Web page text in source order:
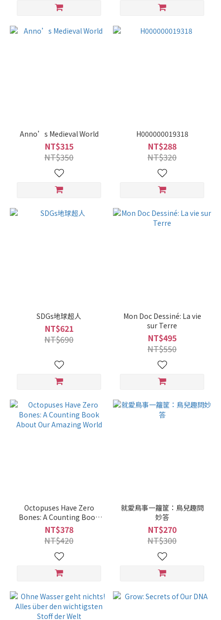
Anno’s Medieval World
NT$315
NT$350
H000000019318
NT$288
NT$320
SDGs地球超人
NT$621
NT$690
Mon Doc Dessiné: La vie
sur Terre
NT$495
NT$550
Octopuses Have Zero
Bones: A Counting Book
About Our Amazing World
NT$378
NT$420
就愛鳥事一籮筐：鳥兒趣問
妙答
NT$270
NT$300